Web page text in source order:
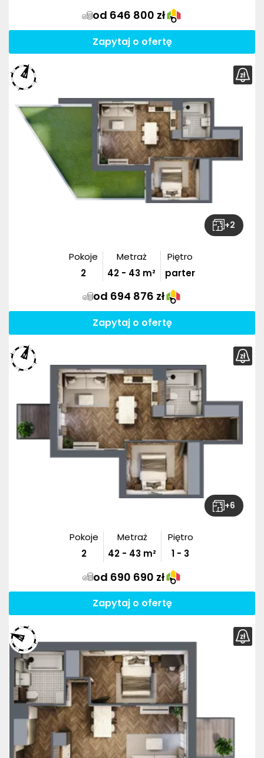
od 646 800 zł
Zapytaj o ofertę
+2
Pokoje
2
Metraż
42 - 43 m²
Piętro
parter
od 694 876 zł
Zapytaj o ofertę
+6
Pokoje
2
Metraż
42 - 43 m²
Piętro
1 - 3
od 690 690 zł
Zapytaj o ofertę